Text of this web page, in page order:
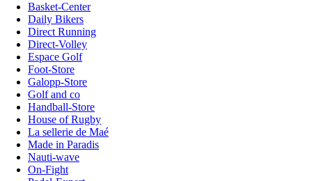
Basket-Center
Daily Bikers
Direct Running
Direct-Volley
Espace Golf
Foot-Store
Galopp-Store
Golf and co
Handball-Store
House of Rugby
La sellerie de Maé
Made in Paradis
Nauti-wave
On-Fight